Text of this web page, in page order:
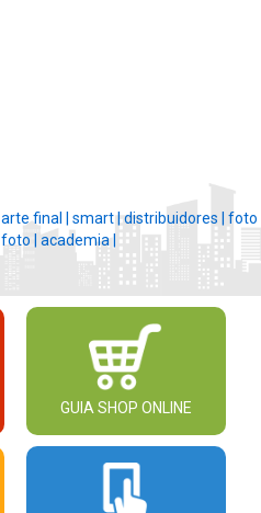
arte final | smart |distribuidores | foto
foto | academia |
GUIA SHOP ONLINE